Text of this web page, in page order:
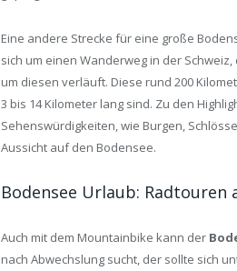
Eine andere Strecke für eine große
sich um einen Wanderweg in der
um diesen verläuft. Diese rund 200
3 bis 14 Kilometer lang sind. Zu den
Sehenswürdigkeiten, wie Burgen,
Aussicht auf den Bodensee.
Bodensee Urlaub: Radtouren
Auch mit dem Mountainbike kann der
nach Abwechslung sucht, der sollte sich